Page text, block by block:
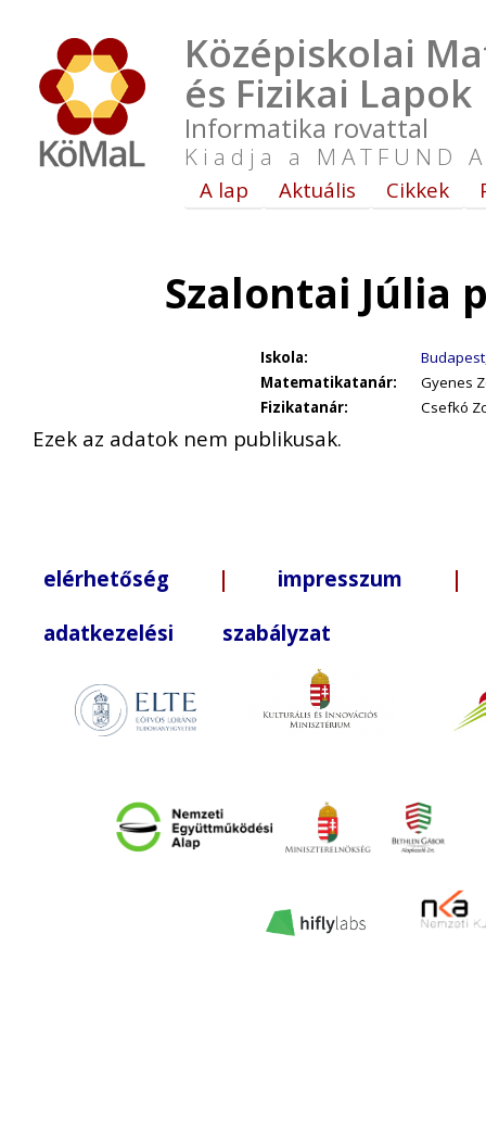
Középiskolai
és Fizikai Lapok
Informatika rovattal
Kiadja a MATFUND
A lap Aktuális Cikkek
Szalontai Júlia
Iskola:
Matematikatanár:
Gyenes
Fizikatanár:
Csefkó
Ezek az adatok nem publikusak.
elérhetőség | impresszum |
adatkezelési szabályzat